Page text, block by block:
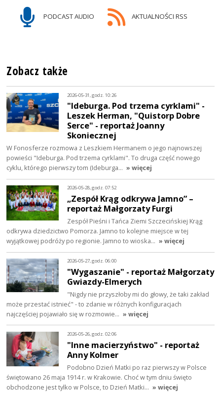
PODCAST AUDIO AKTUALNOŚCI RSS
Zobacz także
2026-05-31, godz. 10:26
"Ideburga. Pod trzema cyrklami" -
Leszek Herman, "Quistorp Dobre
Serce" - reportaż Joanny
Skoniecznej
W Fonosferze rozmowa z Leszkiem Hermanem o jego najnowszej
powieści "Ideburga. Pod trzema cyrklami". To druga część nowego
cyklu, którego pierwszy tom (Ideburga… » więcej
2026-05-28, godz. 07:52
„Zespół Krąg odkrywa Jamno” –
reportaż Małgorzaty Furgi
Zespół Pieśni i Tańca Ziemi Szczecińskiej Krąg
odkrywa dziedzictwo Pomorza. Jamno to kolejne miejsce w tej
wyjątkowej podróży po regionie. Jamno to wioska… » więcej
2026-05-27, godz. 06:00
"Wygaszanie" - reportaż Małgorzaty
Gwiazdy-Elmerych
"Nigdy nie przyszłoby mi do głowy, że taki zakład
może przestać istnieć" - to zdanie w różnych konfiguracjach
najczęściej pojawiało się w rozmowie… » więcej
2026-05-26, godz. 02:06
"Inne macierzyństwo" - reportaż
Anny Kolmer
Podobno Dzień Matki po raz pierwszy w Polsce
świętowano 26 maja 1914 r. w Krakowie. Choć w tym dniu święto
obchodzone jest tylko w Polsce, to Dzień Matki… » więcej